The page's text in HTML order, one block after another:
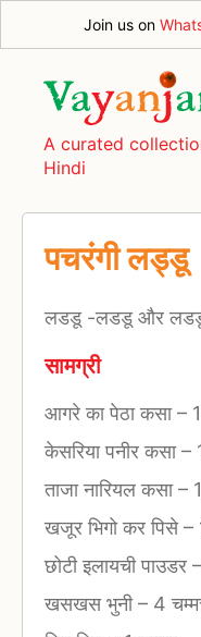
Join us on
A curated
Hindi
पचरंगी लड्डू
लडडू -लडडू और
सामग्री
आगरे का पेठा कसा–
केसरिया पनीर कसा–
ताजा नारियल कसा–
खजूर भिगो कर पिसे–
छोटी इलायची पाउडर –
खसखस भुनी– 4